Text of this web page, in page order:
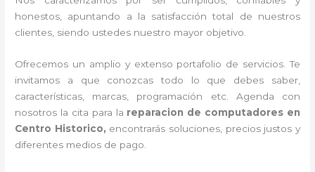
honestos, apuntando a la satisfacción total de nuestros
clientes, siendo ustedes nuestro mayor objetivo.
Ofrecemos un amplio y extenso portafolio de servicios. Te
invitamos a que conozcas todo lo que debes saber,
características, marcas, programación etc. Agenda con
nosotros la cita para la reparacion de computadores en
Centro Historico, encontrarás soluciones, precios justos y
diferentes medios de pago.